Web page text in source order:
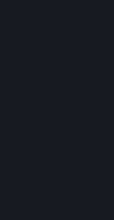
Steam et les
fonctionnalités
logiciels ou
compétitif
Contenus ou
« Cheats »).
ni à aider les
engagez à ne
directement ou
soit, le
Vous acceptez
Contenu et des
Valve.